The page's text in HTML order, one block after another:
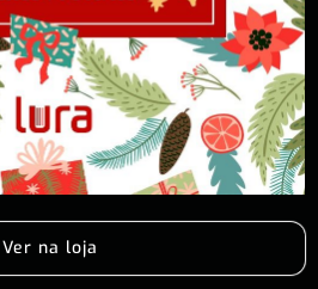
Ver na loja